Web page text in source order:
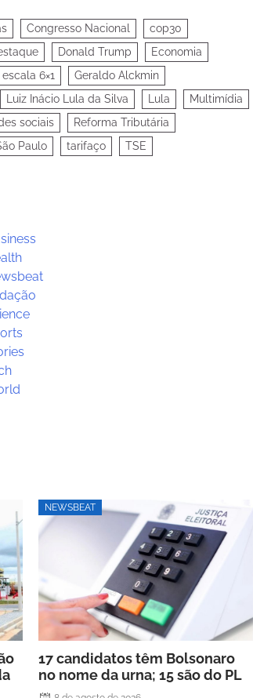
Congresso Nacional
cop30
Donald Trump
Economia
6×1
Geraldo Alckmin
Luiz Inácio Lula da Silva Lula
Multimídia
sociais
Reforma Tributária
Paulo tarifaço TSE
NEWSBEAT
17 candidatos têm Bolsonaro
no nome da urna; 15 são do PL